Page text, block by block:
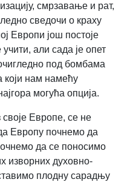
смрзавање и рат,
сведочи о краху
Европи још постоје
али сада је опет
под бомбама
који нам намећу
могућа опција.
своје Европе, се не
Европу почнемо да
да се поносимо
изворних духовно-
плодну сарадњу